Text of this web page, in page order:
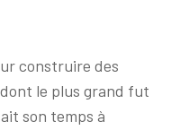
construire des
le plus grand fut
son temps à